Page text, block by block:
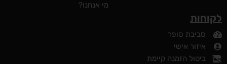
סביבת סופר
איזור אישי
ביטול הזמנה קיימת
מי אנחנו?